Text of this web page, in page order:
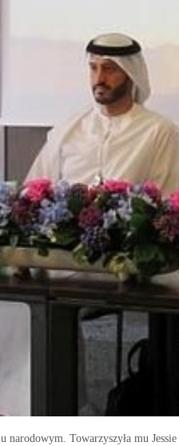
narodowym. Towarzyszyła mu